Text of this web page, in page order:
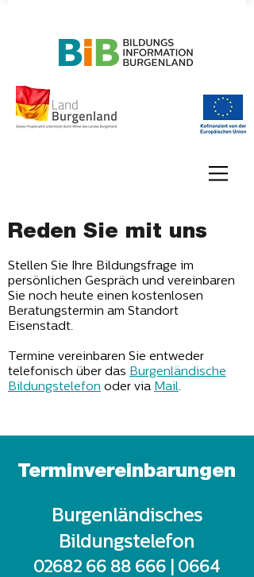
Reden Sie mit uns
Stellen Sie Ihre Bildungsfrage im
persönlichen Gespräch und vereinbaren
Sie noch heute einen kostenlosen
Beratungstermin am Standort
Eisenstadt.
Termine vereinbaren Sie entweder
telefonisch über das Burgenländische
Bildungstelefon oder via Mail.
Terminvereinbarungen
Burgenländisches
Bildungstelefon
02682 66 88 666
0664